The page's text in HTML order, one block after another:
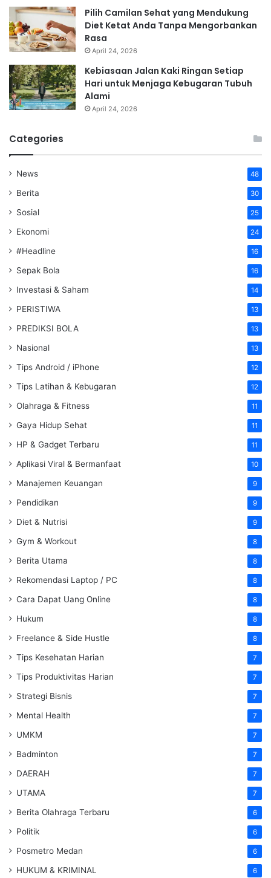
Pilih Camilan Sehat yang Mendukung
Diet Ketat Anda Tanpa Mengorbankan
Rasa
April 24, 2026
Kebiasaan Jalan Kaki Ringan Setiap
Hari untuk Menjaga Kebugaran Tubuh
Alami
April 24, 2026
Categories
News 48
Berita 30
Sosial 25
Ekonomi 24
#Headline 16
Sepak Bola 16
Investasi & Saham 14
PERISTIWA 13
PREDIKSI BOLA 13
Nasional 13
Tips Android / iPhone 12
Tips Latihan & Kebugaran 12
Olahraga & Fitness 11
Gaya Hidup Sehat 11
HP & Gadget Terbaru 11
Aplikasi Viral & Bermanfaat 10
Manajemen Keuangan 9
Pendidikan 9
Diet & Nutrisi 9
Gym & Workout 8
Berita Utama 8
Rekomendasi Laptop / PC 8
Cara Dapat Uang Online 8
Hukum 8
Freelance & Side Hustle 8
Tips Kesehatan Harian 7
Tips Produktivitas Harian 7
Strategi Bisnis 7
Mental Health 7
UMKM 7
Badminton 7
DAERAH 7
UTAMA 7
Berita Olahraga Terbaru 6
Politik 6
Posmetro Medan 6
HUKUM & KRIMINAL 6